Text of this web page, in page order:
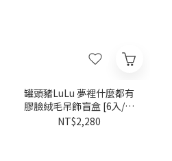
罐頭豬LuLu 夢裡什麼都有
膠臉絨毛吊飾盲盒 [6入/中
盒]
NT$2,280